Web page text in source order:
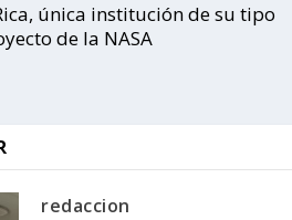
única institución de su tipo
de la NASA
redaccion